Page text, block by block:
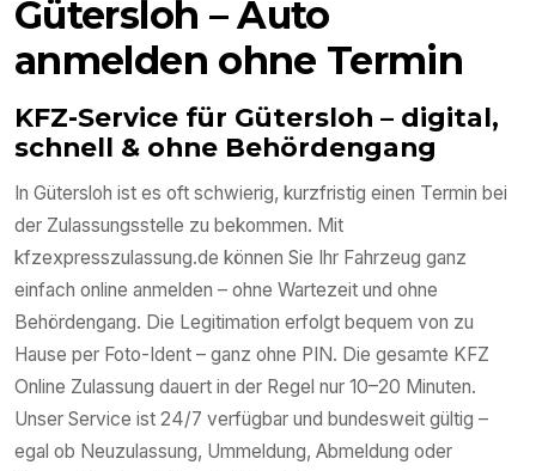
Gütersloh – Auto
anmelden ohne Termin
KFZ-Service für Gütersloh – digital,
schnell & ohne Behördengang
In Gütersloh ist es oft schwierig, kurzfristig einen Termin bei
der Zulassungsstelle zu bekommen. Mit
kfzexpresszulassung.de können Sie Ihr Fahrzeug ganz
einfach online anmelden – ohne Wartezeit und ohne
Behördengang. Die Legitimation erfolgt bequem von zu
Hause per Foto-Ident – ganz ohne PIN. Die gesamte KFZ
Online Zulassung dauert in der Regel nur 10–20 Minuten.
Unser Service ist 24/7 verfügbar und bundesweit gültig –
egal ob Neuzulassung, Ummeldung, Abmeldung oder